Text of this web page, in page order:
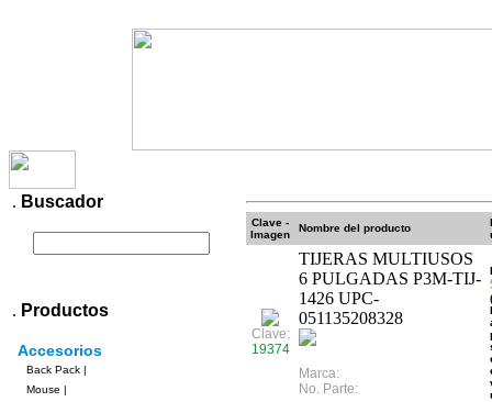
. Buscador
. Productos
Accesorios
Back Pack |
Mouse |
Clave -
Imagen
Nombre del producto
Clave:
19374
TIJERAS MULTIUSOS
6 PULGADAS P3M-TIJ-
1426 UPC-
051135208328
Marca:
No. Parte: